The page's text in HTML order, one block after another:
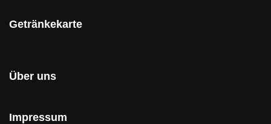
Getränkekarte
Über uns
Impressum